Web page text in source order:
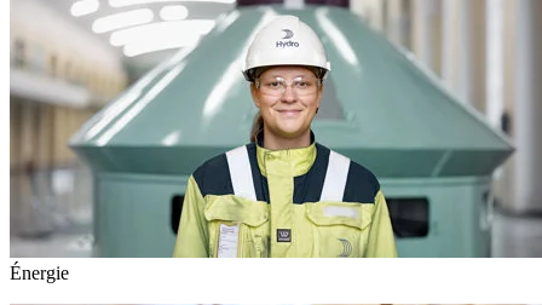
Énergie